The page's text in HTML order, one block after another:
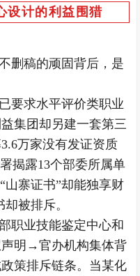
设计的利益围猎
删稿的顽固背后，是
要求水平评价类职业
集团却另建一套第三
万家没有发证资质
揭露13个部委所属单
山寨证书”却能独享财
却被排斥。
职业技能鉴定中心和
声明→官办机构集体背
策排斥链条。当某化